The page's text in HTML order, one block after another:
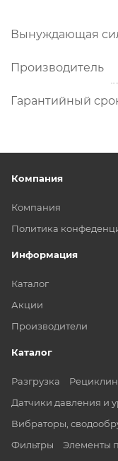
Вынуждающая
Производитель
Гарантийный
Компания
Компания
Политика
Информация
Каталог
Акции
Производители
Каталог
Разгрузка
Датчики давления и
Вибраторы,
Фильтры
Элементы